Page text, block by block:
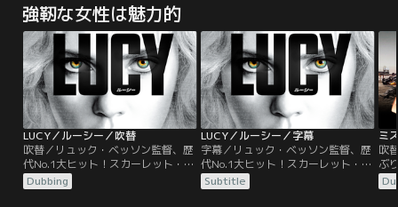
る。この壮絶なレースで、勝利した
のは元警官のブライアン。彼はかつ
て潜入捜査官だったが、強盗団を逃
し、失職していた。しかし、警察は
そんな彼に再びおとり捜査を依頼す
るが…。
き人でスタントマン、親友でもあ
る。エンタテインメント業界に精神
をすり減らし情緒不安定なリックと
は対照的に、いつも自分らしさを失
わないクリフ。
き
る
を
は
わ
強靭な女性は魅力的
LUCY／ルーシー／吹替
吹替／リュック・ベッソン監督、歴
代No.1大ヒット！スカーレット・ヨ
ハンソン主演！人類の脳は10％しか
機能していない。100％覚醒した彼
Dubbing
LUCY／ルーシー／字幕
字幕／リュック・ベッソン監督、歴
代No.1大ヒット！スカーレット・ヨ
ハンソン主演！人類の脳は10％しか
機能していない。100％覚醒した彼
Subtitle
ミ
吹
ぶ
再
襲